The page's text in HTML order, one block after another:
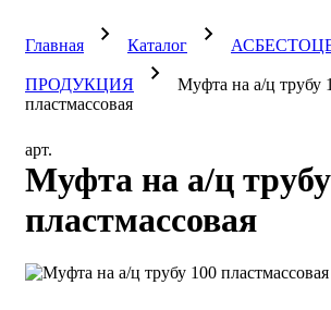
Главная Каталог
ПРОДУКЦИЯ
Муфта на а/ц трубу
пластмассовая
арт.
Муфта на а/ц
пластмассовая